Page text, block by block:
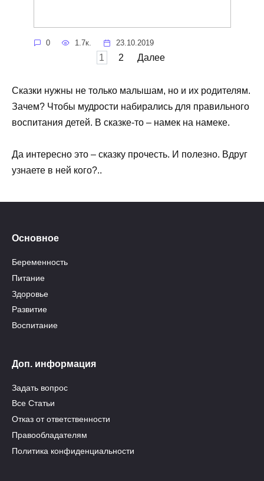
0 1.7к. 23.10.2019
записям
1 2 Далее
Сказки нужны не только малышам, но и их родителям.
Зачем? Чтобы мудрости набирались для правильного
воспитания детей. В сказке-то – намек на намеке.
Да интересно это – сказку прочесть. И полезно. Вдруг
узнаете в ней кого?..
Основное
Беременность
Питание
Здоровье
Развитие
Воспитание
Доп. информация
Задать вопрос
Все Статьи
Отказ от ответственности
Правообладателям
Политика конфиденциальности